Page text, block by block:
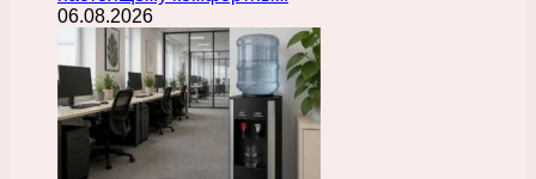
06.08.2026